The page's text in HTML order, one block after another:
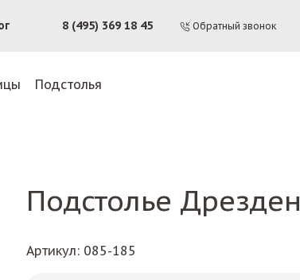
8 (495) 369 18 45 Обратный звонок
Подстолья
Подстолье Дрезден
Артикул: 085-185